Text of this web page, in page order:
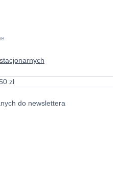
zł
do newslettera